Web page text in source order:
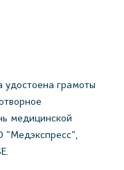
грамоты
медицинской
"Медэкспресс",